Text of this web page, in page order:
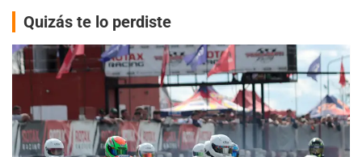
Quizás te lo perdiste